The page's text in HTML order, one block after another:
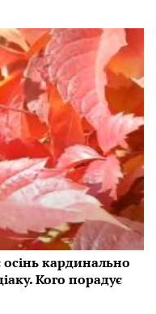
кардинально
Кого порадує